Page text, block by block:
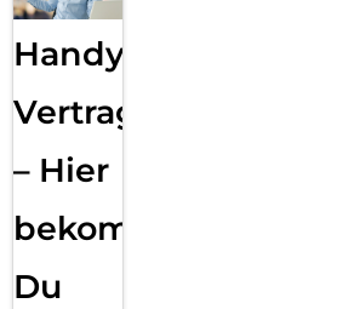
Handy
Vertragsabwicklung
– Hier
bekommst
Du